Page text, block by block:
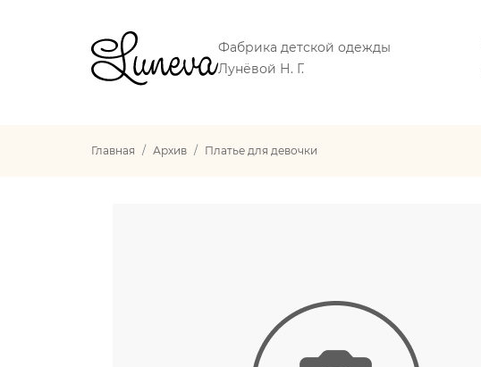
Фабрика детской одежды
Лунёвой Н. Г.
Главная Архив Платье для девочки